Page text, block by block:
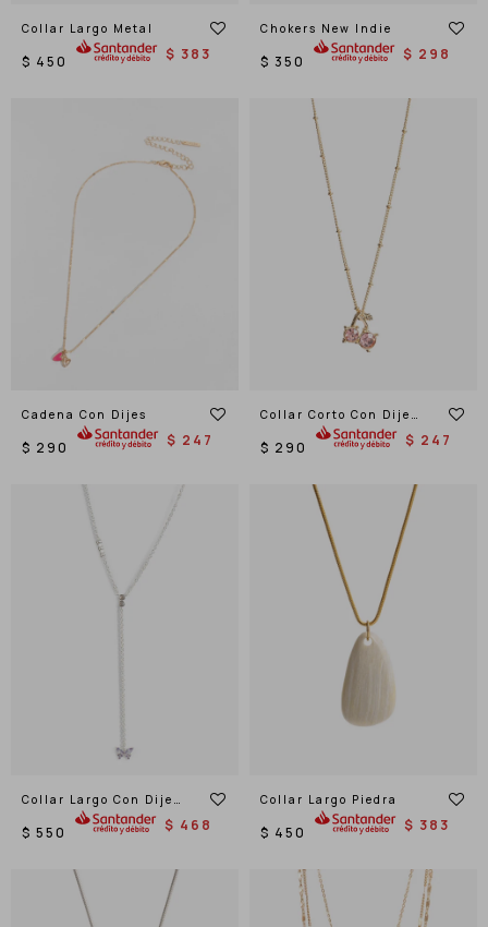
Collar Largo Metal
$ 450 $ 383
Chokers New Indie
$ 350 $ 298
Cadena Con Dijes
$ 290 $ 247
Collar Corto Con Dije
$ 290 $ 247
Collar Largo Con Dije
Mariposa Cubic
$ 550 $ 468
Collar Largo Piedra
$ 450 $ 383